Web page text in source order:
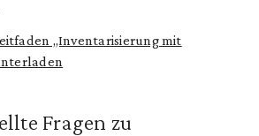
„Inventarisierung mit
Fragen zu